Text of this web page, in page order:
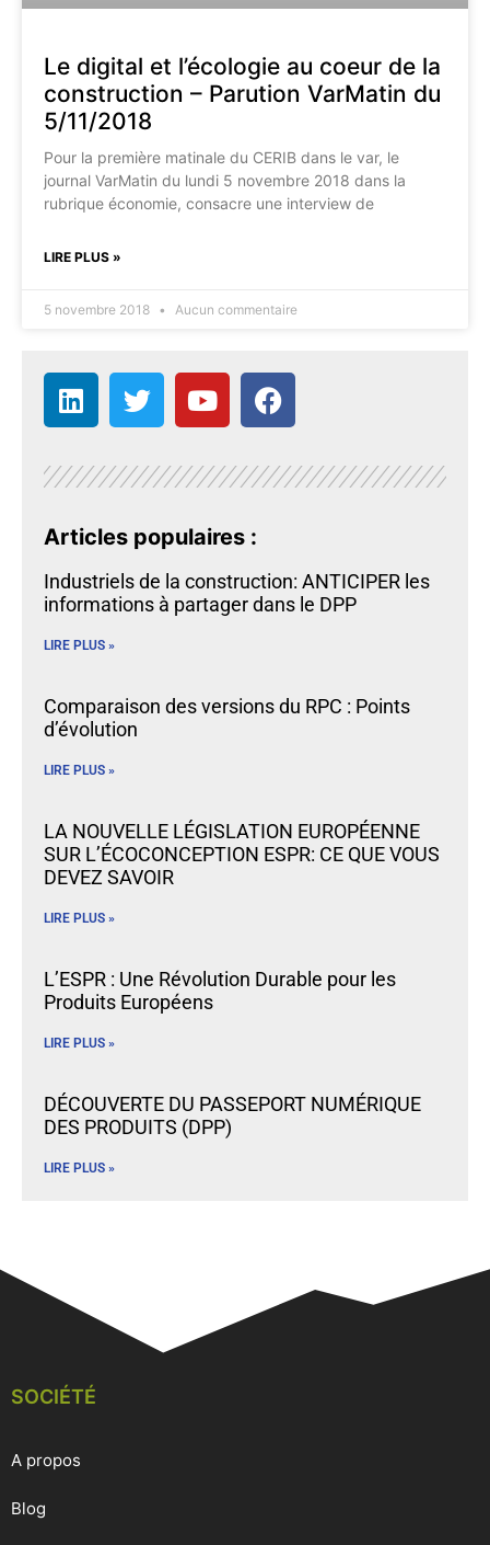
Le digital et l’écologie au coeur de la
construction – Parution VarMatin du
5/11/2018
Pour la première matinale du CERIB dans le var, le
journal VarMatin du lundi 5 novembre 2018 dans la
rubrique économie, consacre une interview de
LIRE PLUS »
5 novembre 2018 Aucun commentaire
Articles populaires :
Industriels de la construction: ANTICIPER les
informations à partager dans le DPP
LIRE PLUS »
Comparaison des versions du RPC : Points
d’évolution
LIRE PLUS »
LA NOUVELLE LÉGISLATION EUROPÉENNE
SUR L’ÉCOCONCEPTION ESPR: CE QUE VOUS
DEVEZ SAVOIR
LIRE PLUS »
L’ESPR : Une Révolution Durable pour les
Produits Européens
LIRE PLUS »
DÉCOUVERTE DU PASSEPORT NUMÉRIQUE
DES PRODUITS (DPP)
LIRE PLUS »
SOCIÉTÉ
A propos
Blog